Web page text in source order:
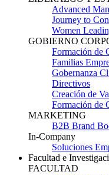
Advanced
Journey to
Women
GOBIERNO
Formación de
Familias
Gobernanza
Directivos
Creación de
Formación de
MARKETING
B2B Brand
In-Company
Soluciones
Facultad e
FACULTAD